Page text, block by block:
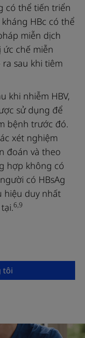
có thể tiến triển
HBc có thể
miễn dịch
chế miễn
sau khi tiêm
khi nhiễm HBV,
sử dụng để
bệnh trước đó.
xét nghiệm
đoán và theo
hợp không có
có HBsAg
hiệu duy nhất
6,9
tôi